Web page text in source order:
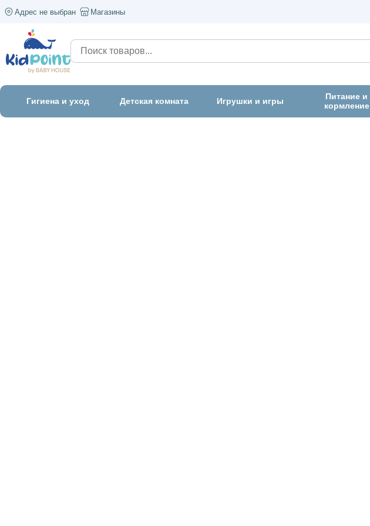
Адрес не выбран Магазины
Гигиена и уход Детская комната Игрушки и игры
Питание и
кормление